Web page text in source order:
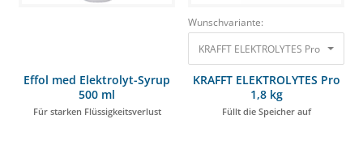
Effol med Elektrolyt-Syrup
500 ml
Für starken Flüssigkeitsverlust
Wunschvariante:
KRAFFT ELEKTROLYTES Pro 1,8 kg
KRAFFT ELEKTROLYTES Pro
1,8 kg
Füllt die Speicher auf